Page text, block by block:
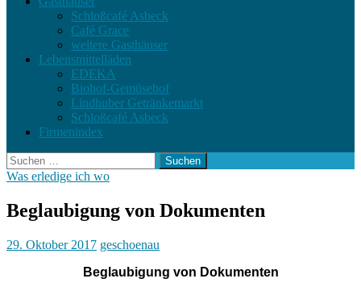
Schloßcafé Asbeck
Café Grace
weitere Gasthäuser
Lebensmittelläden
EDEKA
Biohof-Gemüsehof
Lindhuber Getränkemarkt
Schloßcafé Asbeck
Firmenindex
Suchen
nach:
Was erledige ich wo
Beglaubigung von Dokumenten
29. Oktober 2017 geschoenau
Beglaubigung von Dokumenten